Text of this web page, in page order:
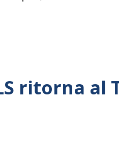
dell’Accademia” dove si
avrà il piacere di
un prestigioso consiglio di
ritorna al